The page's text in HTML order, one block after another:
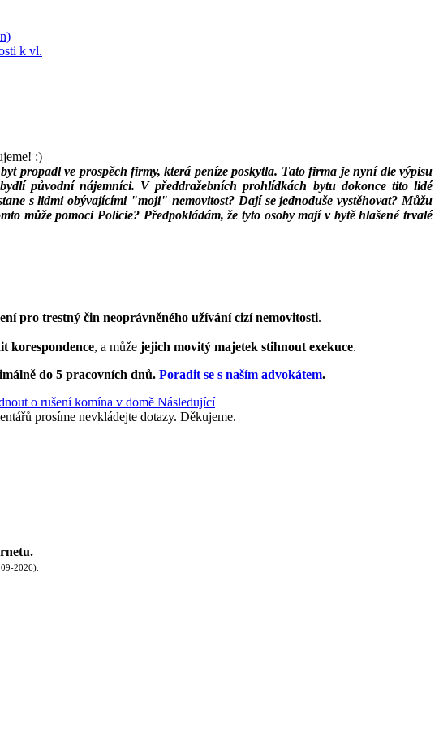
k vl.
:)
propadl ve prospěch firmy, která peníze poskytla. Tato firma je nyní dle výpisu
původní nájemníci. V předdražebních prohlídkách bytu dokonce tito lidé
s lidmi obývajícími "moji" nemovitost? Dají se jednoduše vystěhovat? Můžu
může pomoci Policie? Předpokládám, že tyto osoby mají v bytě hlašené trvalé
pro trestný čin neoprávněného užívání cizí nemovitosti.
korespondence, a může jejich movitý majetek stihnout exekuce.
do 5 pracovních dnů. Poradit se s naším advokátem.
o rušení komína v domě Následující
prosíme nevkládejte dotazy. Děkujeme.
2026).